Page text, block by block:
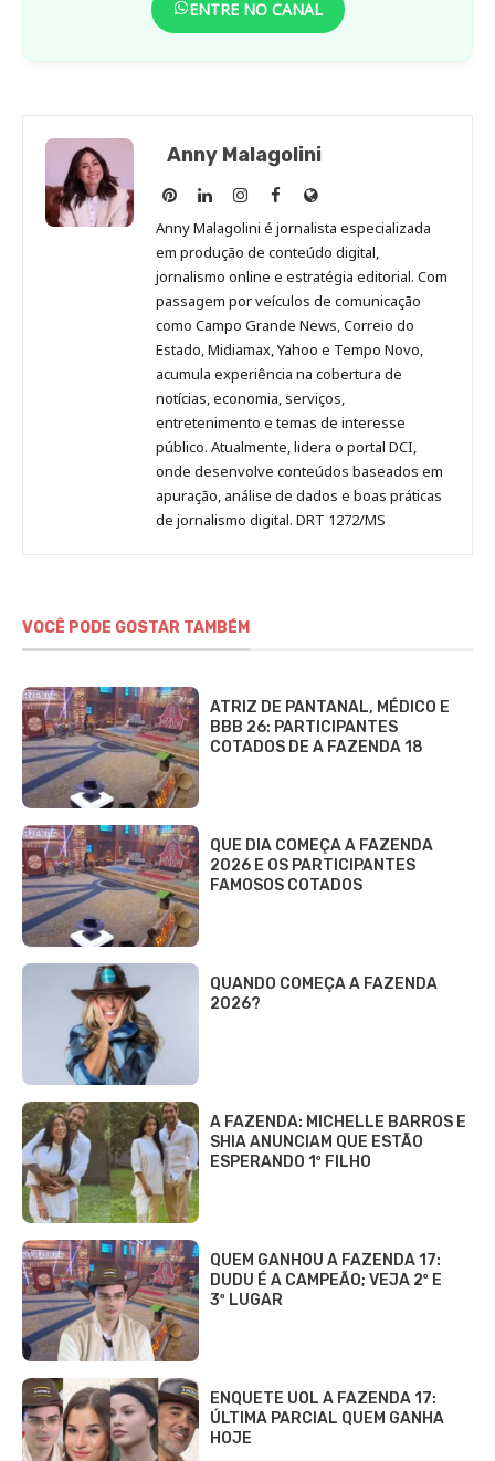
ENTRE NO CANAL
Anny Malagolini
Anny
Malagolini
no
Pinterest
Anny
Malagolini
no
LinkedIn
Anny
Malagolini
no
Instagram
Anny
Malagolini
no
Facebook
Site
de
Anny
Malagolini
Anny Malagolini é jornalista especializada
em produção de conteúdo digital,
jornalismo online e estratégia editorial. Com
passagem por veículos de comunicação
como Campo Grande News, Correio do
Estado, Midiamax, Yahoo e Tempo Novo,
acumula experiência na cobertura de
notícias, economia, serviços,
entretenimento e temas de interesse
público. Atualmente, lidera o portal DCI,
onde desenvolve conteúdos baseados em
apuração, análise de dados e boas práticas
de jornalismo digital. DRT 1272/MS
VOCÊ PODE GOSTAR TAMBÉM
ATRIZ DE PANTANAL, MÉDICO E
BBB 26: PARTICIPANTES
COTADOS DE A FAZENDA 18
QUE DIA COMEÇA A FAZENDA
2026 E OS PARTICIPANTES
FAMOSOS COTADOS
QUANDO COMEÇA A FAZENDA
2026?
A FAZENDA: MICHELLE BARROS E
SHIA ANUNCIAM QUE ESTÃO
ESPERANDO 1º FILHO
QUEM GANHOU A FAZENDA 17:
DUDU É A CAMPEÃO; VEJA 2º E
3º LUGAR
ENQUETE UOL A FAZENDA 17:
ÚLTIMA PARCIAL QUEM GANHA
HOJE